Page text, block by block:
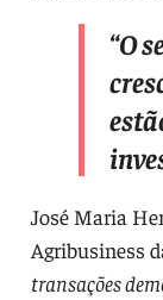
“O
José Maria
Agribusiness
transações